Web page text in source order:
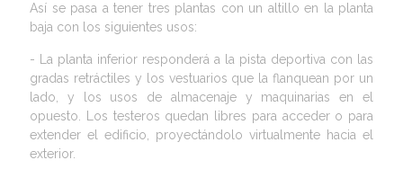
Así se pasa a tener tres plantas con un altillo en la planta
baja con los siguientes usos:
- La planta inferior responderá a la pista deportiva con las
gradas retráctiles y los vestuarios que la flanquean por un
lado, y los usos de almacenaje y maquinarias en el
opuesto. Los testeros quedan libres para acceder o para
extender el edificio, proyectándolo virtualmente hacia el
exterior.